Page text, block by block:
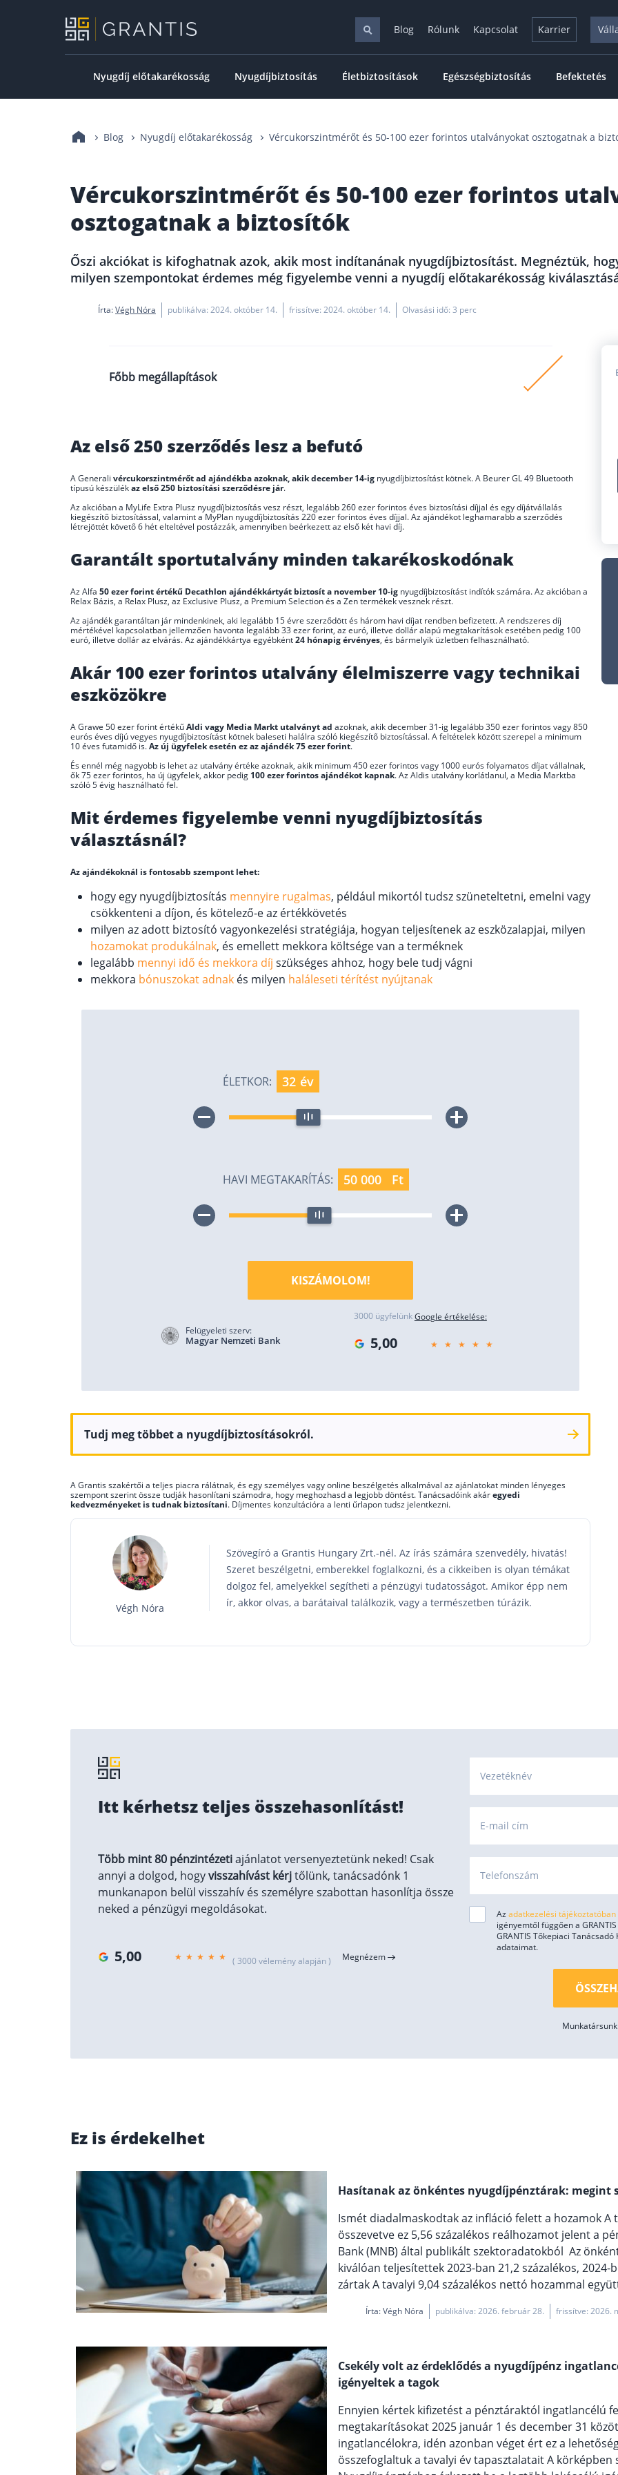
Blog Rólunk Kapcsolat Karrier
Nyugdíj előtakarékosság Nyugdíjbiztosítás Életbiztosítások Egészségbiztosítás Befektetés
Blog Nyugdíj előtakarékosság Vércukorszintmérőt és 50-100 ezer forintos utalványokat osztogatnak a
Vércukorszintmérőt és 50-100 ezer forintos
osztogatnak a biztosítók
Őszi akciókat is kifoghatnak azok, akik most indítanának nyugdíjbiztosítást. Megnéztük,
milyen szempontokat érdemes még figyelembe venni a nyugdíj előtakarékosság
Írta:Végh Nóra publikálva: 2024. október 14. frissítve: 2024. október 14. Olvasási idő: 3 perc
Főbb megállapítások
utalványt ad a nyugdíjbiztosítást kötők számára.
mennyire rugalmas az adott nyugdíjbiztosítás vagy hogy milyen a biztosító
Az első 250 szerződés lesz a befutó
A Generali vércukorszintmérőt ad ajándékba azoknak, akik december 14-ig nyugdíjbiztosítást kötnek. A Beurer GL 49 Bluetooth
típusú készülékaz első 250 biztosítási szerződésre jár.
Az akcióban a MyLife Extra Plusz nyugdíjbiztosítás vesz részt, legalább 260 ezer forintos éves biztosítási díjjal és egy díjátvállalás
kiegészítő biztosítással, valamint a MyPlan nyugdíjbiztosítás 220 ezer forintos éves díjjal. Az ajándékot leghamarabb a szerződés
létrejöttét követő 6 hét elteltével postázzák, amennyiben beérkezett az első két havi díj.
Garantált sportutalvány minden takarékoskodónak
Az Alfa 50 ezer forint értékű Decathlon ajándékkártyát biztosít a november 10-ig nyugdíjbiztosítást indítók számára. Az akcióban a
Relax Bázis, a Relax Plusz, az Exclusive Plusz, a Premium Selection és a Zen termékek vesznek részt.
Az ajándék garantáltan jár mindenkinek, aki legalább 15 évre szerződött és három havi díjat rendben befizetett. A rendszeres díj
mértékével kapcsolatban jellemzően havonta legalább 33 ezer forint, az euró, illetve dollár alapú megtakarítások esetében pedig 100
euró, illetve dollár az elvárás. Az ajándékkártya egyébként24 hónapig érvényes, és bármelyik üzletben felhasználható.
Akár 100 ezer forintos utalvány élelmiszerre vagy technikai
eszközökre
A Grawe 50 ezer forint értékűAldi vagy Media Markt utalványt ad azoknak, akik december 31-ig legalább 350 ezer forintos vagy 850
eurós éves díjú vegyes nyugdíjbiztosítást kötnek baleseti halálra szóló kiegészítő biztosítással. A feltételek között szerepel a minimum
10 éves futamidő is.Az új ügyfelek esetén ez az ajándék 75 ezer forint.
És ennél még nagyobb is lehet az utalvány értéke azoknak, akik minimum 450 ezer forintos vagy 1000 eurós folyamatos díjat vállalnak,
ők 75 ezer forintos, ha új ügyfelek, akkor pedig 100 ezer forintos ajándékot kapnak. Az Aldis utalvány korlátlanul, a Media Marktba
szóló 5 évig használható fel.
Mit érdemes figyelembe venni nyugdíjbiztosítás
választásnál?
Az ajándékoknál is fontosabb szempont lehet:
hogy egy nyugdíjbiztosítás mennyire rugalmas, például mikortól tudsz szüneteltetni, emelni vagy
csökkenteni a díjon, és kötelező-e az értékkövetés
milyen az adott biztosító vagyonkezelési stratégiája, hogyan teljesítenek az eszközalapjai, milyen
hozamokat produkálnak, és emellett mekkora költsége van a terméknek
legalább mennyi idő és mekkora díj szükséges ahhoz, hogy bele tudj vágni
mekkora bónuszokat adnak és milyen haláleseti térítést nyújtanak
ÉLETKOR: év
HAVI MEGTAKARÍTÁS: Ft
KISZÁMOLOM!
Felügyeleti szerv:
Magyar Nemzeti Bank
3000 ügyfelünkGoogle értékelése:
5,00
Tudj meg többet a nyugdíjbiztosításokról.
A Grantis szakértői a teljes piacra rálátnak, és egy személyes vagy online beszélgetés alkalmával az ajánlatokat minden lényeges
szempont szerint össze tudják hasonlítani számodra, hogy meghozhasd a legjobb döntést. Tanácsadóink akáregyedi
kedvezményeket is tudnak biztosítani. Díjmentes konzultációra a lenti űrlapon tudsz jelentkezni.
Végh Nóra
Szövegíró a Grantis Hungary Zrt.-nél. Az írás számára szenvedély, hivatás!
Szeret beszélgetni, emberekkel foglalkozni, és a cikkeiben is olyan témákat
dolgoz fel, amelyekkel segítheti a pénzügyi tudatosságot. Amikor épp nem
ír, akkor olvas, a barátaival találkozik, vagy a természetben túrázik.
Itt kérhetsz teljes összehasonlítást!
Több mint 80 pénzintézetiajánlatot versenyeztetünk neked! Csak
annyi a dolgod, hogyvisszahívást kérjtőlünk, tanácsadónk 1
munkanapon belül visszahív és személyre szabottan hasonlítja össze
neked a pénzügyi megoldásokat.
5,00 ( 3000 vélemény alapján ) Megnézem
Vezetéknév
E-mail cím
Telefonszám
Az adatkezelési tájékoztatóban
igényemtől függően a
GRANTIS Tőkepiaci
adataimat.
Ez is érdekelhet
Hasítanak az önkéntes nyugdíjpénztárak:
Ismét diadalmaskodtak az infláció felett a hozamok A
összevetve ez 5,56 százalékos reálhozamot jelent a
Bank (MNB) által publikált szektoradatokból Az
kiválóan teljesítettek 2023-ban 21,2 százalékos,
zártak A tavalyi 9,04 százalékos nettó hozammal
Írta:Végh Nóra publikálva: 2026. február 28. frissítve: 2026.
Csekély volt az érdeklődés a nyugdíjpénz
igényeltek a tagok
Ennyien kértek kifizetést a pénztáraktól ingatlancélú
megtakarításokat 2025 január 1 és december 31
ingatlancélokra, idén azonban véget ért ez a
összefoglaltuk a tavalyi év tapasztalatait A